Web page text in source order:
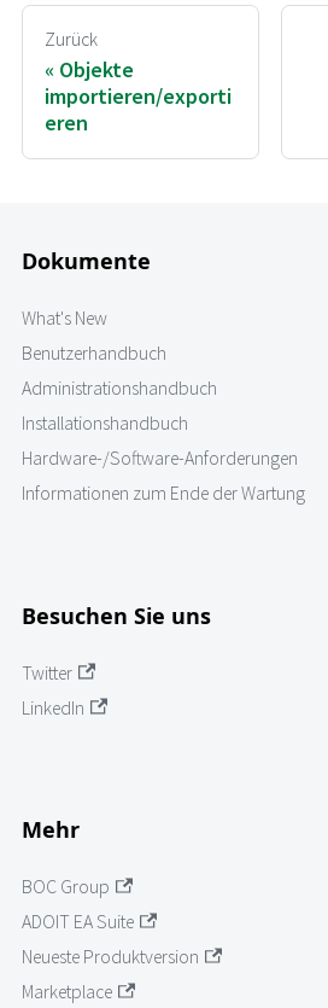
Zurück
Objekte
importieren/exporti
eren
Dokumente
What's New
Benutzerhandbuch
Administrationshandbuch
Installationshandbuch
Hardware-/Software-Anforderungen
Informationen zum Ende der Wartung
Besuchen Sie uns
Twitter
LinkedIn
Mehr
BOC Group
ADOIT EA Suite
Neueste Produktversion
Marketplace